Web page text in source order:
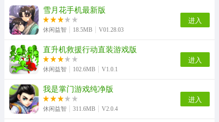
外卖大师游戏安装包 兔兔猜拳手游直装版
砸罐子3手机版 大便超人3原版 涂鸦一笔划官方最新版
皮皮小屋手机正版 艾尔登法环传奇游戏官方版
雪月花手机最新版
休闲益智 18.5MB V01.28.03
进入
直升机救援行动直装游戏版
休闲益智 102.6MB V1.0.1
进入
我是掌门游戏纯净版
休闲益智 311.6MB V2.0.4
进入